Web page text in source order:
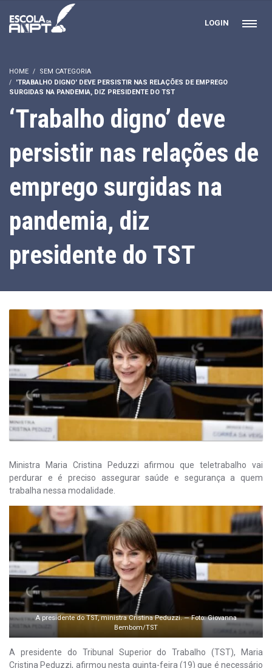
LOGIN
HOME
SEM CATEGORIA
'TRABALHO DIGNO' DEVE PERSISTIR NAS RELAÇÕES DE EMPREGO
SURGIDAS NA PANDEMIA, DIZ PRESIDENTE DO TST
‘Trabalho digno’ deve
persistir nas relações de
emprego surgidas na
pandemia, diz
presidente do TST
Ministra Maria Cristina Peduzzi afirmou que teletrabalho vai
perdurar e é preciso assegurar saúde e segurança a quem
trabalha nessa modalidade.
A presidente do TST, ministra Cristina Peduzzi. — Foto: Giovanna
Bembom/TST
A presidente do Tribunal Superior do Trabalho (TST), Maria
Cristina Peduzzi, afirmou nesta quinta-feira (19) que é necessário